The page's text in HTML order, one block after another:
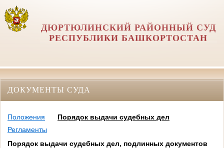
ДЮРТЮЛИНСКИЙ РАЙОННЫЙ СУД
РЕСПУБЛИКИ БАШКОРТОСТАН
ДОКУМЕНТЫ СУДА
Положения
Порядок выдачи судебных дел
Регламенты
Порядок выдачи судебных дел, подлинных документов